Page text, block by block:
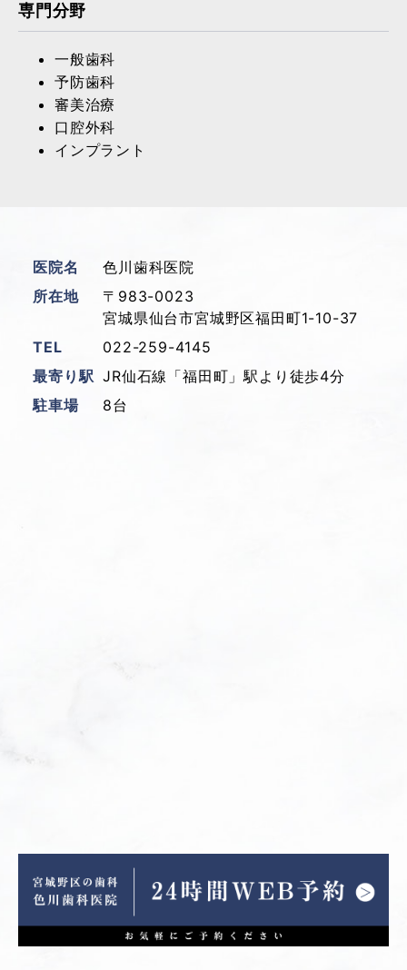
専門分野
一般歯科
予防歯科
審美治療
口腔外科
インプラント
医院名
色川歯科医院
所在地
〒983-0023
宮城県仙台市宮城野区福田町1-10-37
TEL
022-259-4145
最寄り駅 JR仙石線「福田町」駅より徒歩4分
駐車場
8台